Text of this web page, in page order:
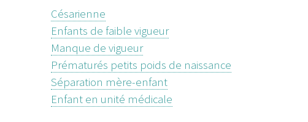
Césarienne
Enfants de faible vigueur
Manque de vigueur
Prématurés petits poids de naissance
Séparation mère-enfant
Enfant en unité médicale